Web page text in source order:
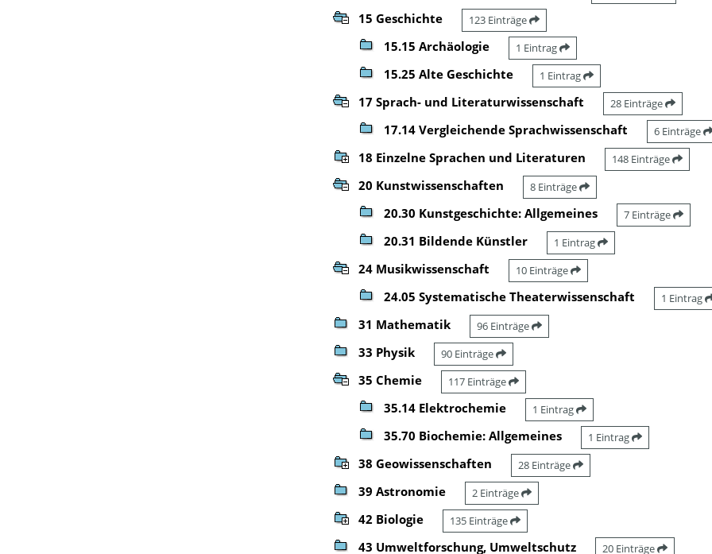
15 Geschichte 123 Einträge
15.15 Archäologie 1 Eintrag
15.25 Alte Geschichte 1 Eintrag
17 Sprach- und Literaturwissenschaft 28 Einträge
17.14 Vergleichende Sprachwissenschaft 6 Einträge
18 Einzelne Sprachen und Literaturen 148 Einträge
20 Kunstwissenschaften 8 Einträge
20.30 Kunstgeschichte: Allgemeines 7 Einträge
20.31 Bildende Künstler 1 Eintrag
24 Musikwissenschaft 10 Einträge
24.05 Systematische Theaterwissenschaft 1 Eintrag
31 Mathematik 96 Einträge
33 Physik 90 Einträge
35 Chemie 117 Einträge
35.14 Elektrochemie 1 Eintrag
35.70 Biochemie: Allgemeines 1 Eintrag
38 Geowissenschaften 28 Einträge
39 Astronomie 2 Einträge
42 Biologie 135 Einträge
43 Umweltforschung, Umweltschutz 20 Einträge